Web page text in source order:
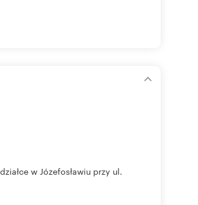
w Józefosławiu przy ul.